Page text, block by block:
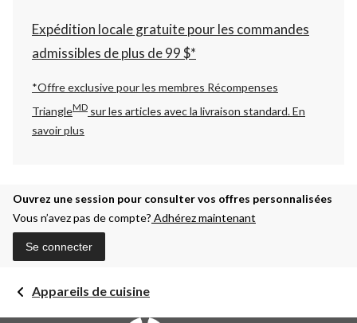
Expédition locale gratuite pour les commandes
admissibles de plus de 99 $*
*Offre exclusive pour les membres Récompenses
TriangleMD sur les articles avec la livraison standard.En
savoir plus
Ouvrez une session pour consulter vos offres personnalisées
Vous n’avez pas de compte? Adhérez maintenant
Se connecter
Appareils de cuisine